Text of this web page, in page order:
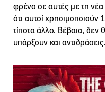
φρένο σε αυτές με τη
ότι αυτοί
τίποτα άλλο. Βέβαια,
υπάρξουν και αντιδράσεις.